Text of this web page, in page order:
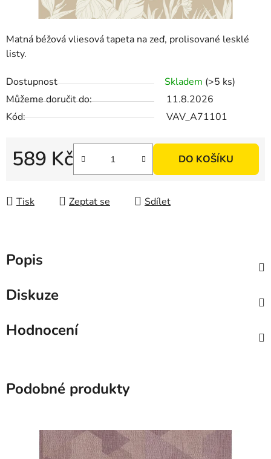
Matná béžová vliesová tapeta na zeď, prolisované lesklé
listy.
Dostupnost Skladem (>5 ks)
Můžeme doručit do:
11.8.2026
Kód:
VAV_A71101
589 Kč DO KOŠÍKU
Tisk Zeptat se Sdílet
Popis
Diskuze
Hodnocení
Podobné produkty